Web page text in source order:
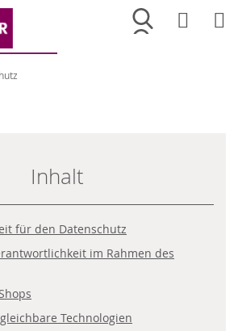
Merkliste
Inhalt
für den Datenschutz
im Rahmen des
Technologien